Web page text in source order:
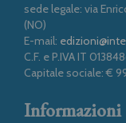
sede legale: via
(NO)
E-mail:
C.F. e P.IVA IT
Capitale sociale: €
Informazioni